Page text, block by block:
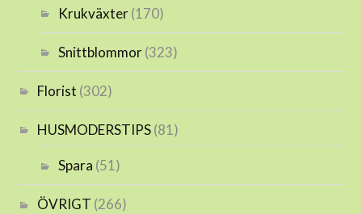
Krukväxter(170)
Snittblommor(323)
Florist (302)
HUSMODERSTIPS(81)
Spara (51)
ÖVRIGT (266)